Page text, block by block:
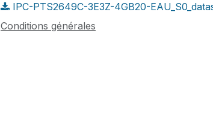
IPC-PTS2649C-3E3Z-4GB20-
Conditions générales